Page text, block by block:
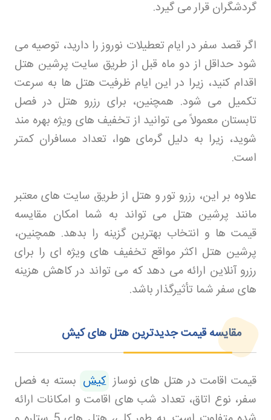
گردشگران قرار می‌ گیرد.
اگر قصد سفر در ایام تعطیلات نوروز را دارید، توصیه می‌
شود حداقل از دو ماه قبل از طریق سایت پرشین هتل
اقدام کنید، زیرا در این ایام ظرفیت هتل‌ ها به سرعت
تکمیل می‌ شود. همچنین، برای رزرو هتل در فصل
تابستان معمولاً می‌ توانید از تخفیف‌ های ویژه بهره‌ مند
شوید، زیرا به دلیل گرمای هوا، تعداد مسافران کمتر
است.
علاوه بر این، رزرو تورو هتل از طریق سایت‌ های معتبر
مانند پرشین هتل می‌ تواند به شما امکان مقایسه
قیمت‌ ها و انتخاب بهترین گزینه را بدهد. همچنین،
پرشین هتل اکثر مواقع تخفیف‌ های ویژه‌ ای را برای
رزرو آنلاین ارائه می‌ دهد که می‌ تواند در کاهش هزینه‌
های سفر شما تأثیرگذار باشد.
مقایسه قیمت جدیدترین هتل‌ های کیش
قیمت اقامت در هتل‌ های نوساز کیش بسته به فصل
سفر، نوع اتاق، تعداد شب‌ های اقامت و امکانات ارائه